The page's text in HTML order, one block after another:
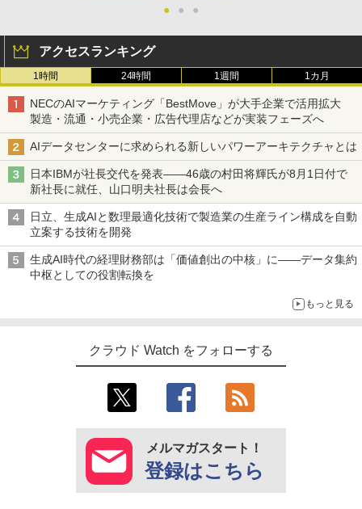
●
● ●
アクセスランキング
1時間 24時間 1週間 1カ月
NECのAIマーケティング「BestMove」が大手企業で活用拡大
製造・流通・小売企業・広告代理店などが実装フェーズへ
AIデータセンターに求められる新しいパワーアーキテクチャとは
日本IBMが社長交代を発表――46歳の村田将輝氏が8月1日付で
新社長に就任、山口明夫社長は会長へ
日立、生成AIと数理最適化技術で製造業の生産ライン構成を自動
立案する技術を開発
生成AI時代の経理財務部は「価値創出の中核」に――データ集約
中枢としての役割転換を
もっと見る
クラウド Watch をフォローする
メルマガスタート！
登録はこちら